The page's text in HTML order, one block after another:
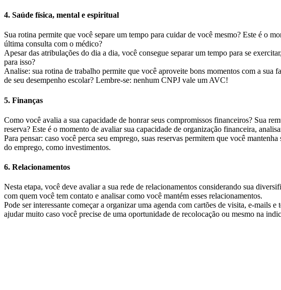
4. Saúde física, mental e espiritual
Sua rotina permite que você separe um tempo para cuidar de você mesmo? Este é o
última consulta com o médico?
Apesar das atribulações do dia a dia, você consegue separar um tempo para se
para isso?
Analise: sua rotina de trabalho permite que você aproveite bons momentos com a sua
de seu desempenho escolar? Lembre-se: nenhum CNPJ vale um AVC!
5. Finanças
Como você avalia a sua capacidade de honrar seus compromissos financeiros? Sua
reserva? Este é o momento de avaliar sua capacidade de organização financeira,
Para pensar: caso você perca seu emprego, suas reservas permitem que você
do emprego, como investimentos.
6. Relacionamentos
Nesta etapa, você deve avaliar a sua rede de relacionamentos considerando sua
com quem você tem contato e analisar como você mantém esses relacionamentos.
Pode ser interessante começar a organizar uma agenda com cartões de visita, e-mails
ajudar muito caso você precise de uma oportunidade de recolocação ou mesmo na